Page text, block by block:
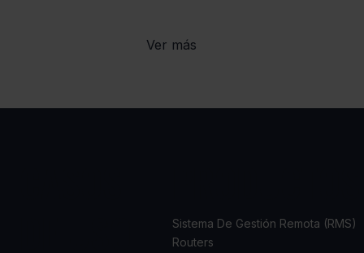
Ver más
Sistema De Gestión Remota (RMS)
Routers